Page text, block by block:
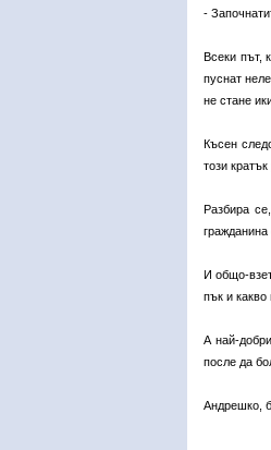
-
Всеки път,
пуснат
не стане
Късен
този
Разбира
И общо-
пък и
А най-
после да
Андрешко,